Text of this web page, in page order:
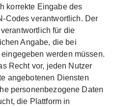
korrekte Eingabe des
Codes verantwortlich. Der
für die
Angabe, die bei
werden müssen.
Recht vor, jeden Nutzer
angebotenen Diensten
personenbezogene Daten
die Plattform in